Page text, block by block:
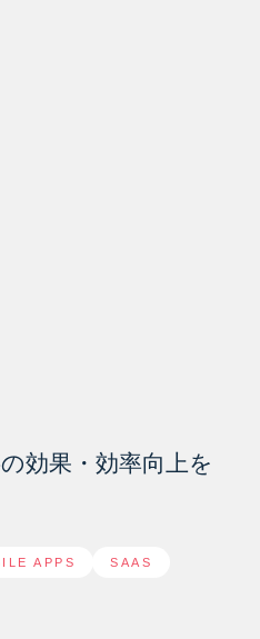
効果・効率向上を
APPS SAAS